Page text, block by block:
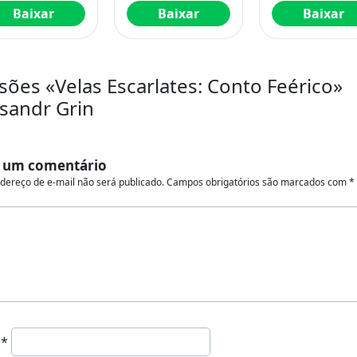
Baixar Baixar
2)
Baixar
«Velas Escarlates: Conto Feérico»
Grin
um comentário
de e-mail não será publicado.Campos obrigatórios são marcados com*
*